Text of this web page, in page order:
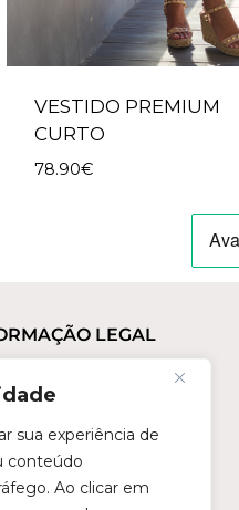
sua experiência de
conteúdo
Ao clicar em
VESTIDO PREMIUM
CURTO
78.90€
LEGAL
de Privacidade
e Devoluções
Frequentes
de Revenda